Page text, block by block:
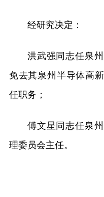
经研究决定：
洪武强同志任泉
免去其泉州半导体高
任职务；
傅文星同志任泉
理委员会主任。